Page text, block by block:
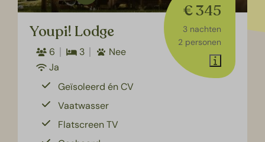
€ 345
3 nachten
2 personen
Youpi! Lodge
6 3
Nee
Ja
Geïsoleerd én CV
Vaatwasser
Flatscreen TV